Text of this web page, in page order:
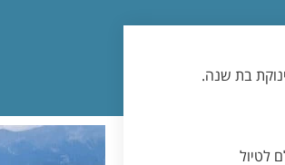
לטיול